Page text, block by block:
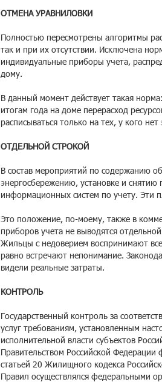
ОТМЕНА УРАВНИЛОВКИ
Полностью пересмотрены алгоритмы
так и при их отсутствии. Исключена
индивидуальные приборы учета,
дому.
В данный момент действует такая
итогам года на доме перерасход
расписываться только на тех, у кого нет
ОТДЕЛЬНОЙ СТРОКОЙ
В состав мероприятий по содержанию
энергосбережению, установке и
информационных систем по учету. Эти
Это положение, по-моему, также в
приборов учета не выводятся
Жильцы с недоверием воспринимают все
равно встречают непонимание.
видели реальные затраты.
КОНТРОЛЬ
Государственный контроль за
услуг требованиям, установленным
исполнительной власти субъектов
Правительством Российской
статьей 20 Жилищного кодекса
Правил осуществлялся федеральными